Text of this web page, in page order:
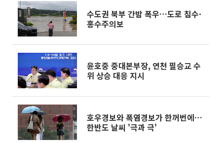
수도권 북부 간밤 폭우…도로 침수·
홍수주의보
윤호중 중대본부장, 연천 필승교 수
위 상승 대응 지시
호우경보와 폭염경보가 한꺼번에…
한반도 날씨 '극과 극'